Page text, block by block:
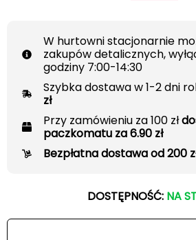
W hurtowni stacjonarnie
zakupów detalicznych,
godziny 7:00-14:30
Szybka dostawa w 1-2 dni
zł
Przy zamówieniu za 100 zł
paczkomatu za 6.90 zł
Bezpłatna dostawa od 200
DOSTĘPNOŚĆ: NA